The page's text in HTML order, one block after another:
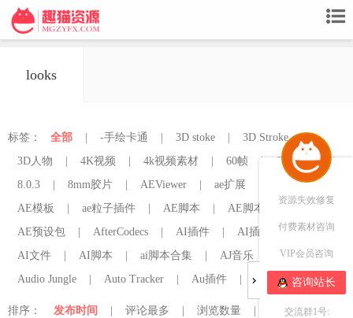
looks
标签： 全部 -手绘卡通 3D stoke 3D Stroke
|
3D人物
4K视频 4k视频素材 60帧 | 60帧补帧
|
8.0.3
8mm胶片 AEViewer ae扩展 AE插件
AE模板
ae粒子插件 AE脚本 AE脚本管理器
|
AE预设包
AfterCodecs AI插件 AI插件脚本
|
AI文件
AI脚本 ai脚本合集 AJ音乐 AtomX
|
Audio Jungle
Auto Tracker Au插件 Au插件mac
排序： 发布时间 评论最多 浏览数量 点赞最多
|
资源失效修复
付费素材咨询
VIP会员咨询
咨询站长
交流群1号: